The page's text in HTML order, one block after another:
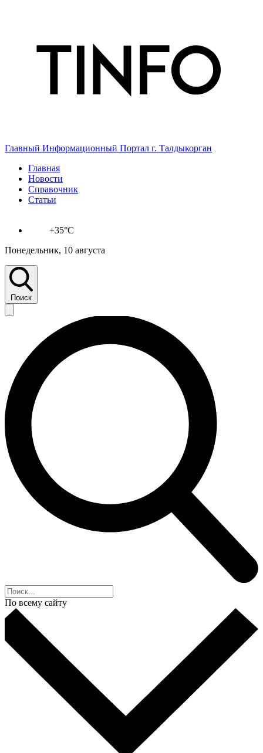
Главный Информационный Портал г. Талдыкорган
Главная
Новости
Справочник
Статьи
+35°C
Понедельник, 10 августа
Поиск
По всему сайту